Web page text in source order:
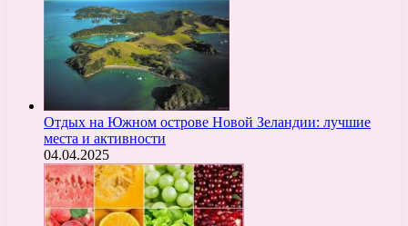
Отдых на Южном острове Новой Зеландии: лучшие
места и активности
04.04.2025